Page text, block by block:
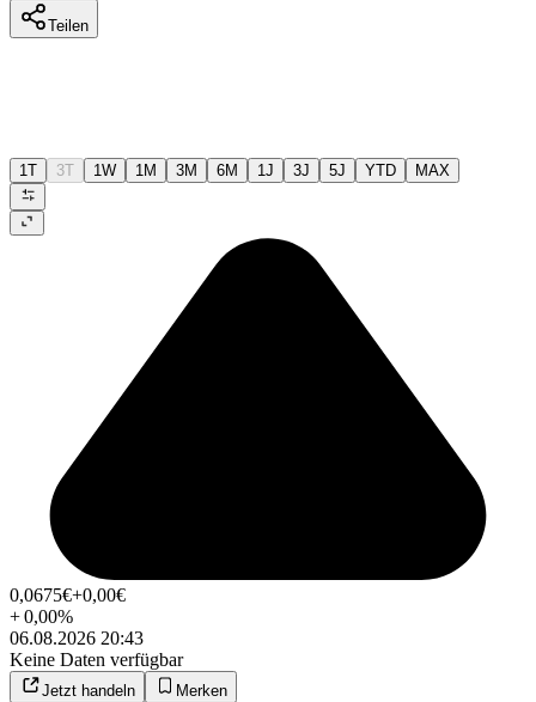
Teilen
1T 3T 1W 1M 3M 6M 1J 3J 5J YTD MAX
0,0675€+0,00€
+0,00%
06.08.2026 20:43
Keine Daten verfügbar
Jetzt handeln Merken